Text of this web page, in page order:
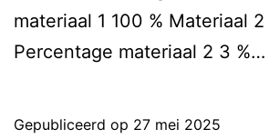
materiaal 1 100 % Materiaal 2
Percentage materiaal 2 3 %…
Gepubliceerd op 27 mei 2025